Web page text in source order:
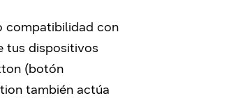
compatibilidad con
tus dispositivos
(botón
también actúa